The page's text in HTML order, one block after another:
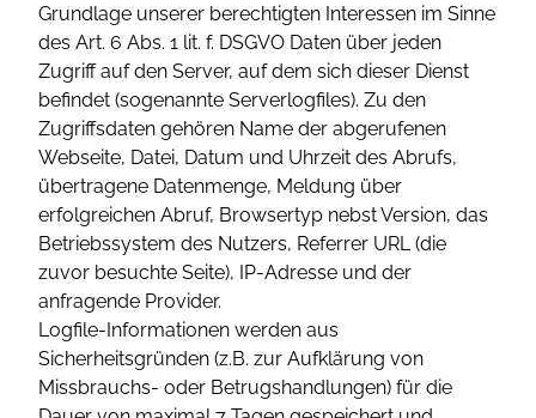
Grundlage unserer berechtigten Interessen im Sinne
des Art. 6 Abs. 1 lit. f. DSGVO Daten über jeden
Zugriff auf den Server, auf dem sich dieser Dienst
befindet (sogenannte Serverlogfiles). Zu den
Zugriffsdaten gehören Name der abgerufenen
Webseite, Datei, Datum und Uhrzeit des Abrufs,
übertragene Datenmenge, Meldung über
erfolgreichen Abruf, Browsertyp nebst Version, das
Betriebssystem des Nutzers, Referrer URL (die
zuvor besuchte Seite), IP-Adresse und der
anfragende Provider.
Logfile-Informationen werden aus
Sicherheitsgründen (z.B. zur Aufklärung von
Missbrauchs- oder Betrugshandlungen) für die